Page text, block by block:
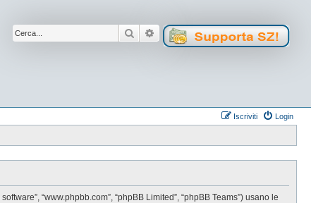
Cerca Ricerca avanzata
Login
Iscriviti
“www.phpbb.com”, “phpBB Limited”, “phpBB Teams”) usano le